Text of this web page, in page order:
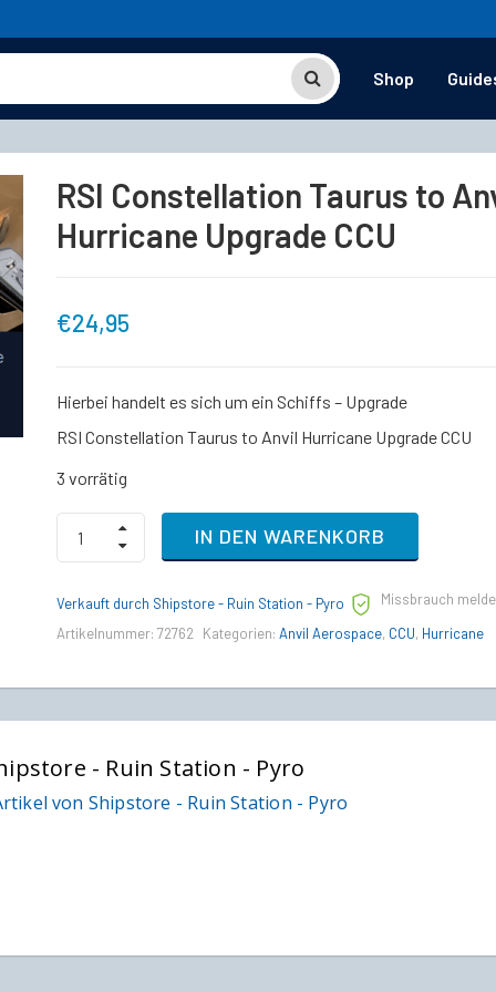
Shop
RSI Constellation Taurus to
Hurricane Upgrade CCU
€24,95
Hierbei handelt es sich um ein Schiffs – Upgrade
RSI Constellation Taurus to Anvil Hurricane Upgrade CCU
3 vorrätig
RSI
Constellation
Taurus
Anvil
Upgrade
IN DEN WARENKORB
Verkauft durch Shipstore - Ruin Station - Pyro
Missbrauch
Artikelnummer: 72762 Kategorien: Anvil Aerospace, CCU, Hurricane
- Ruin Station - Pyro
von Shipstore - Ruin Station - Pyro